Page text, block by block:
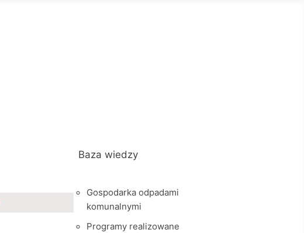
Baza wiedzy
Gospodarka odpadami
komunalnymi
Programy realizowane